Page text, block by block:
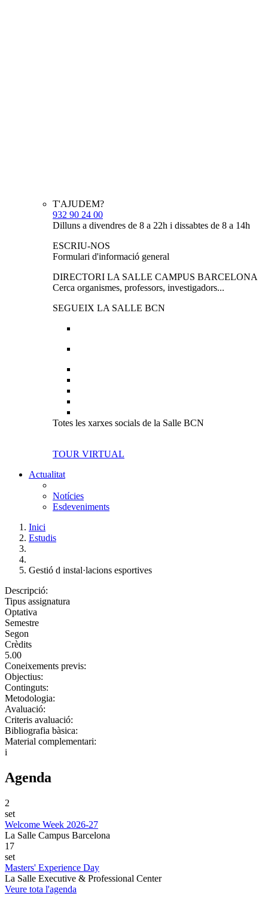
T'AJUDEM?
932 90 24 00
Dilluns a divendres de 8 a 22h i dissabtes de 8 a 14h
ESCRIU-NOS
Formulari d'informació general
DIRECTORI LA SALLE CAMPUS BARCELONA
Cerca organismes, professors, investigadors...
SEGUEIX LA SALLE BCN
Totes les xarxes socials de la Salle BCN
TOUR VIRTUAL
Actualitat
Notícies
Esdeveniments
Inici
Estudis
Gestió d instal·lacions esportives
Descripció:
Tipus assignatura
Optativa
Semestre
Segon
Crèdits
5.00
Coneixements previs:
Objectius:
Continguts:
Metodologia:
Avaluació:
Criteris avaluació:
Bibliografia bàsica:
Material complementari:
i
Agenda
2
set
Welcome Week 2026-27
La Salle Campus Barcelona
17
set
Masters' Experience Day
La Salle Executive & Professional Center
Veure tota l'agenda